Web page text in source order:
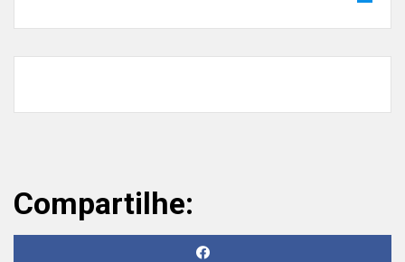
Compartilhe: